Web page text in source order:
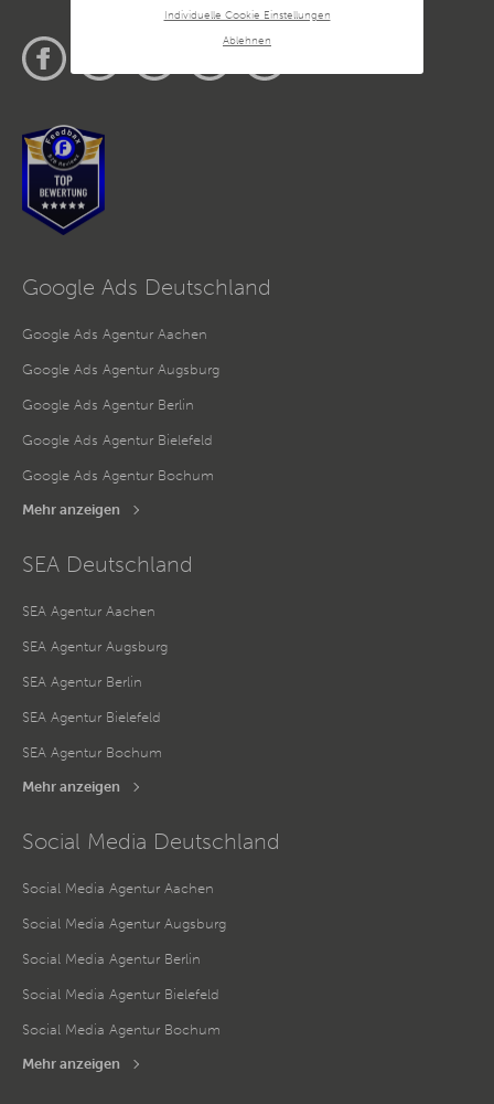
Datenverarbeitung dienen in diesem Fall die EU-
Standardvertragsklauseln, die die rechtmäßige Übermittlung
personenbezogener Daten in ein Drittland in
Datenschutzvorschriften ermöglichen.
zu verwenden. Sie können nur der Verwendung von
notwendigen Cookies zustimmen oder hier Ihre individuelle
auf die Schaltfläche Einstellungen am unteren Ende der
Individuelle Cookie Einstellungen
Ablehnen
Google Ads Deutschland
Google Ads Agentur Aachen
Google Ads Agentur Augsburg
Google Ads Agentur Berlin
Google Ads Agentur Bielefeld
Google Ads Agentur Bochum
Mehr anzeigen
SEA Deutschland
SEA Agentur Aachen
SEA Agentur Augsburg
SEA Agentur Berlin
SEA Agentur Bielefeld
SEA Agentur Bochum
Mehr anzeigen
Social Media Deutschland
Social Media Agentur Aachen
Social Media Agentur Augsburg
Social Media Agentur Berlin
Social Media Agentur Bielefeld
Social Media Agentur Bochum
Mehr anzeigen